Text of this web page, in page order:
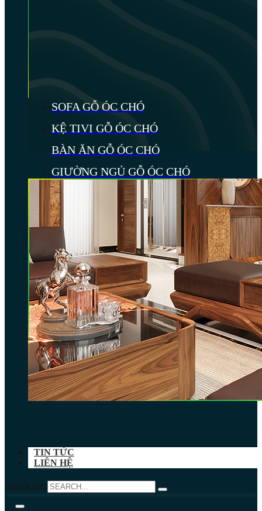
SOFA GỖ ÓC CHÓ
KỆ TIVI GỖ ÓC CHÓ
BÀN ĂN GỖ ÓC CHÓ
GIƯỜNG NGỦ GỖ ÓC CHÓ
TIN TỨC
LIÊN HỆ
Search for: